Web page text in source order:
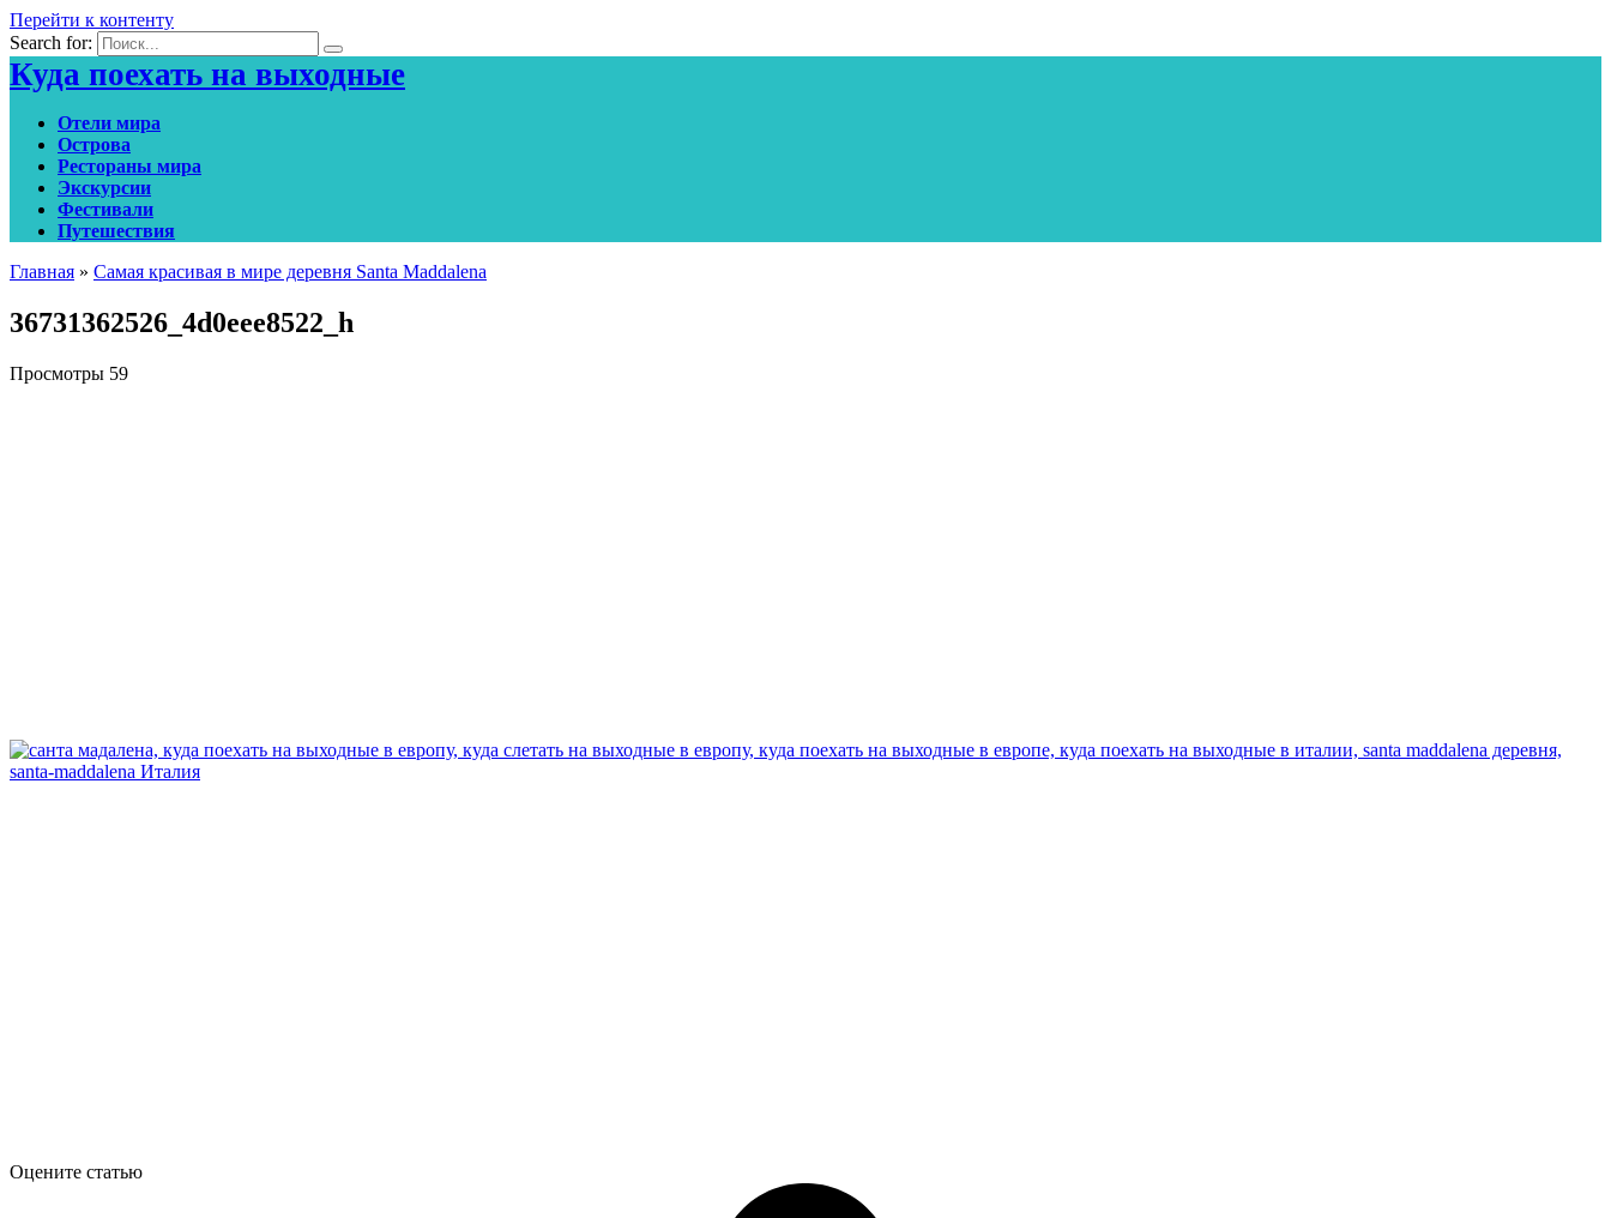
Перейти к контенту
Search for:
Куда поехать на выходные
Отели мира
Острова
Рестораны мира
Экскурсии
Фестивали
Путешествия
Главная » Самая красивая в мире деревня Santa Maddalena
36731362526_4d0eee8522_h
Просмотры 59
Оцените статью